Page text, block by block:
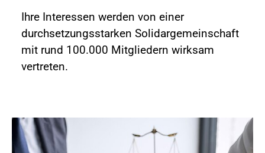
Ihre Interessen werden von einer
durchsetzungsstarken Solidargemeinschaft
mit rund 100.000 Mitgliedern wirksam
vertreten.